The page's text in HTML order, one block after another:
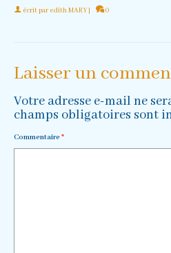
écrit par edith MARY 0
Laisser un
Votre adresse e-mail ne
champs obligatoires sont
Commentaire*